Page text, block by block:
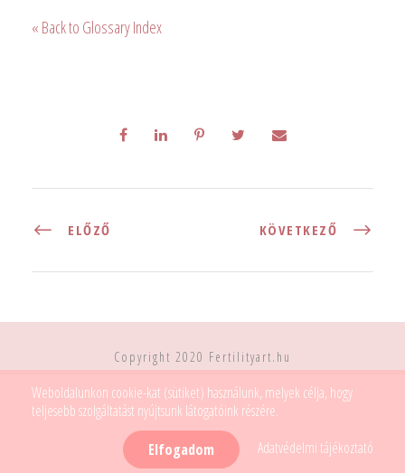
« Back to Glossary Index
ELŐZŐ KÖVETKEZŐ
Copyright 2020 Fertilityart.hu
Weboldalunkon cookie-kat (sütiket) használunk, melyek célja, hogy
teljesebb szolgáltatást nyújtsunk látogatóink részére.
Elfogadom
Adatvédelmi tájékoztató